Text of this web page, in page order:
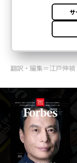
翻訳・編集＝江戸伸禎